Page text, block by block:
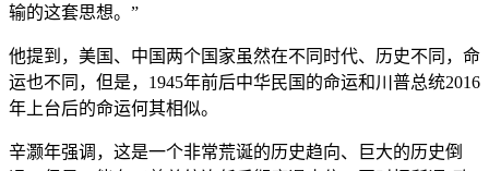
输的这套思想。”
他提到，美国、中国两个国家虽然在不同时代、历史不同，命
运也不同，但是，1945年前后中华民国的命运和川普总统2016
年上台后的命运何其相似。
辛灏年强调，这是一个非常荒诞的历史趋向、巨大的历史倒